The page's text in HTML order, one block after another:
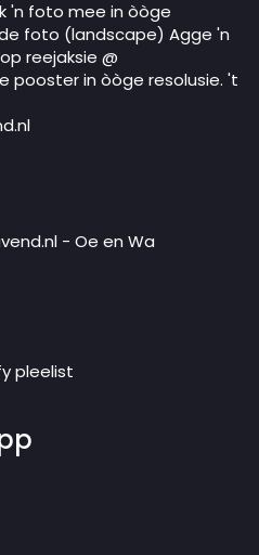
'n foto mee in òòge
foto (landscape) Agge 'n
reejaksie @
pooster in òòge resolusie. 't
- Oe en Wa
pleelist